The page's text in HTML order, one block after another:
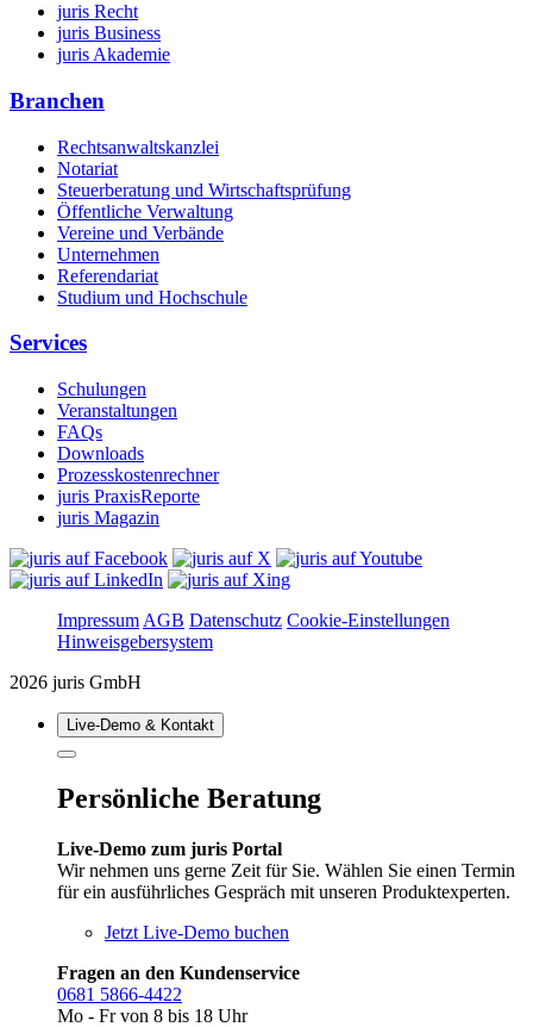
juris Recht
juris Business
juris Akademie
Branchen
Rechtsanwaltskanzlei
Notariat
Steuerberatung und Wirtschaftsprüfung
Öffentliche Verwaltung
Vereine und Verbände
Unternehmen
Referendariat
Studium und Hochschule
Services
Schulungen
Veranstaltungen
FAQs
Downloads
Prozesskostenrechner
juris PraxisReporte
juris Magazin
Impressum AGB Datenschutz Cookie-Einstellungen
Hinweisgebersystem
2026 juris GmbH
Live‑Demo & Kontakt
Persönliche Beratung
Live-Demo zum juris Portal
Wir nehmen uns gerne Zeit für Sie. Wählen Sie einen Termin
für ein ausführliches Gespräch mit unseren Produktexperten.
Jetzt Live-Demo buchen
Fragen an den Kundenservice
0681 5866-4422
Mo - Fr von 8 bis 18 Uhr